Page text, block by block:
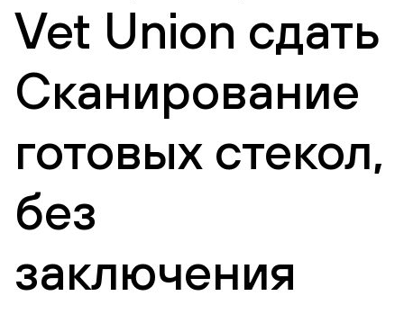
Vet Union сдать
Сканирование
готовых стекол,
без
заключения